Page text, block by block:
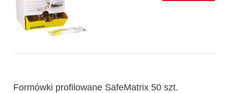
Formówki profilowane SafeMatrix 50 szt.